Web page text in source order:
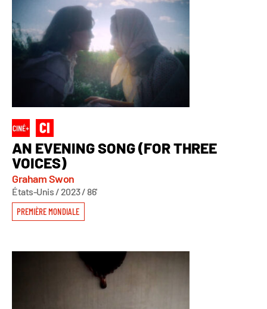
AN EVENING SONG (FOR THREE
VOICES)
Graham Swon
États-Unis / 2023 / 86'
PREMIÈRE MONDIALE